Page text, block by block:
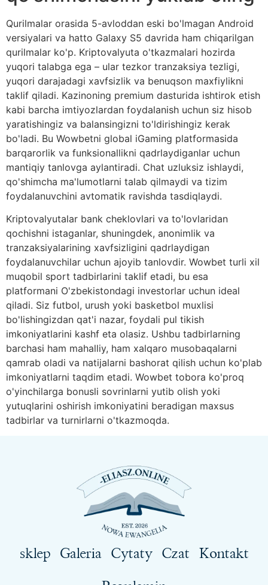
Qurilmalar orasida 5-avloddan eski bo'lmagan Android
versiyalari va hatto Galaxy S5 davrida ham chiqarilgan
qurilmalar ko'p. Kriptovalyuta o'tkazmalari hozirda
yuqori talabga ega – ular tezkor tranzaksiya tezligi,
yuqori darajadagi xavfsizlik va benuqson maxfiylikni
taklif qiladi. Kazinoning premium dasturida ishtirok etish
kabi barcha imtiyozlardan foydalanish uchun siz hisob
yaratishingiz va balansingizni to'ldirishingiz kerak
bo'ladi. Bu Wowbetni global iGaming platformasida
barqarorlik va funksionallikni qadrlaydiganlar uchun
mantiqiy tanlovga aylantiradi. Chat uzluksiz ishlaydi,
qo'shimcha ma'lumotlarni talab qilmaydi va tizim
foydalanuvchini avtomatik ravishda tasdiqlaydi.
Kriptovalyutalar bank cheklovlari va to'lovlaridan
qochishni istaganlar, shuningdek, anonimlik va
tranzaksiyalarining xavfsizligini qadrlaydigan
foydalanuvchilar uchun ajoyib tanlovdir. Wowbet turli xil
muqobil sport tadbirlarini taklif etadi, bu esa
platformani O'zbekistondagi investorlar uchun ideal
qiladi. Siz futbol, ​​urush yoki basketbol muxlisi
bo'lishingizdan qat'i nazar, foydali pul tikish
imkoniyatlarini kashf eta olasiz. Ushbu tadbirlarning
barchasi ham mahalliy, ham xalqaro musobaqalarni
qamrab oladi va natijalarni bashorat qilish uchun ko'plab
imkoniyatlarni taqdim etadi. Wowbet tobora ko'proq
o'yinchilarga bonusli sovrinlarni yutib olish yoki
yutuqlarini oshirish imkoniyatini beradigan maxsus
tadbirlar va turnirlarni o'tkazmoqda.
sklep Galeria Cytaty Czat Kontakt